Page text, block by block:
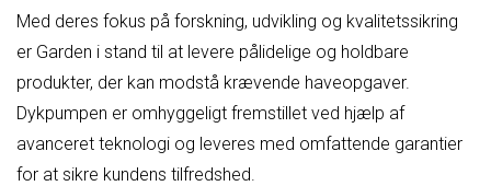
Med deres fokus på forskning, udvikling og kvalitetssikring
er Garden i stand til at levere pålidelige og holdbare
produkter, der kan modstå krævende haveopgaver.
Dykpumpen er omhyggeligt fremstillet ved hjælp af
avanceret teknologi og leveres med omfattende garantier
for at sikre kundens tilfredshed.